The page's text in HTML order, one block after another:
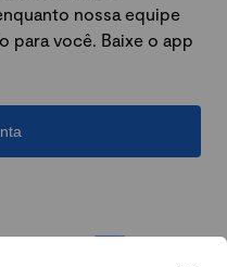
nossa equipe
para você. Baixe o app